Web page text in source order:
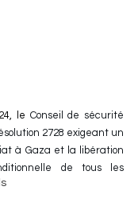
le Conseil de sécurité
2728 exigeant un
à Gaza et la libération
de tous les